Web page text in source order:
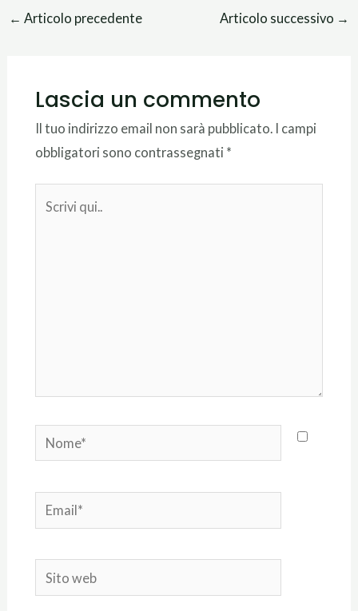
← Articolo precedente Articolo successivo →
Lascia un commento
Il tuo indirizzo email non sarà pubblicato. I campi
obbligatori sono contrassegnati *
Nome*
Email*
Sito
web